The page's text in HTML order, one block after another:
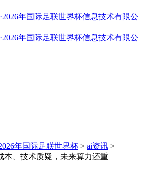
年国际足联世界杯 > ai资讯 >
本、技术质疑，未来算力还重